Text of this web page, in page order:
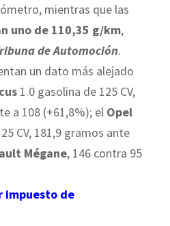
mientras que las
uno de 110,35 g/km,
de Automoción.
un dato más alejado
1.0 gasolina de 125 CV,
a 108 (+61,8%); el Opel
CV, 181,9 gramos ante
Mégane, 146 contra 95
impuesto de